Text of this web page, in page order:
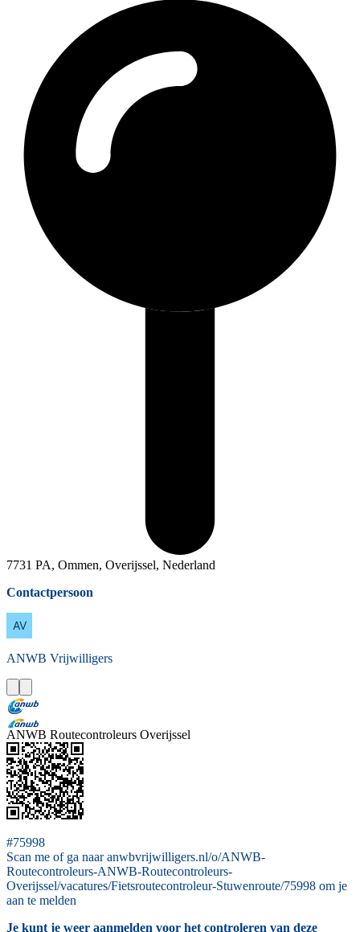
7731 PA, Ommen, Overijssel, Nederland
Contactpersoon
ANWB Vrijwilligers
ANWB Routecontroleurs Overijssel
#75998
Scan me of ga naar anwbvrijwilligers.nl/o/ANWB-
Routecontroleurs-ANWB-Routecontroleurs-
Overijssel/vacatures/Fietsroutecontroleur-Stuwenroute/75998 om je
aan te melden
Je kunt je weer aanmelden voor het controleren van deze